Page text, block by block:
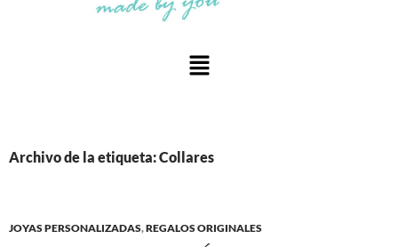
Archivo de la etiqueta: Collares
JOYAS PERSONALIZADAS,REGALOS ORIGINALES